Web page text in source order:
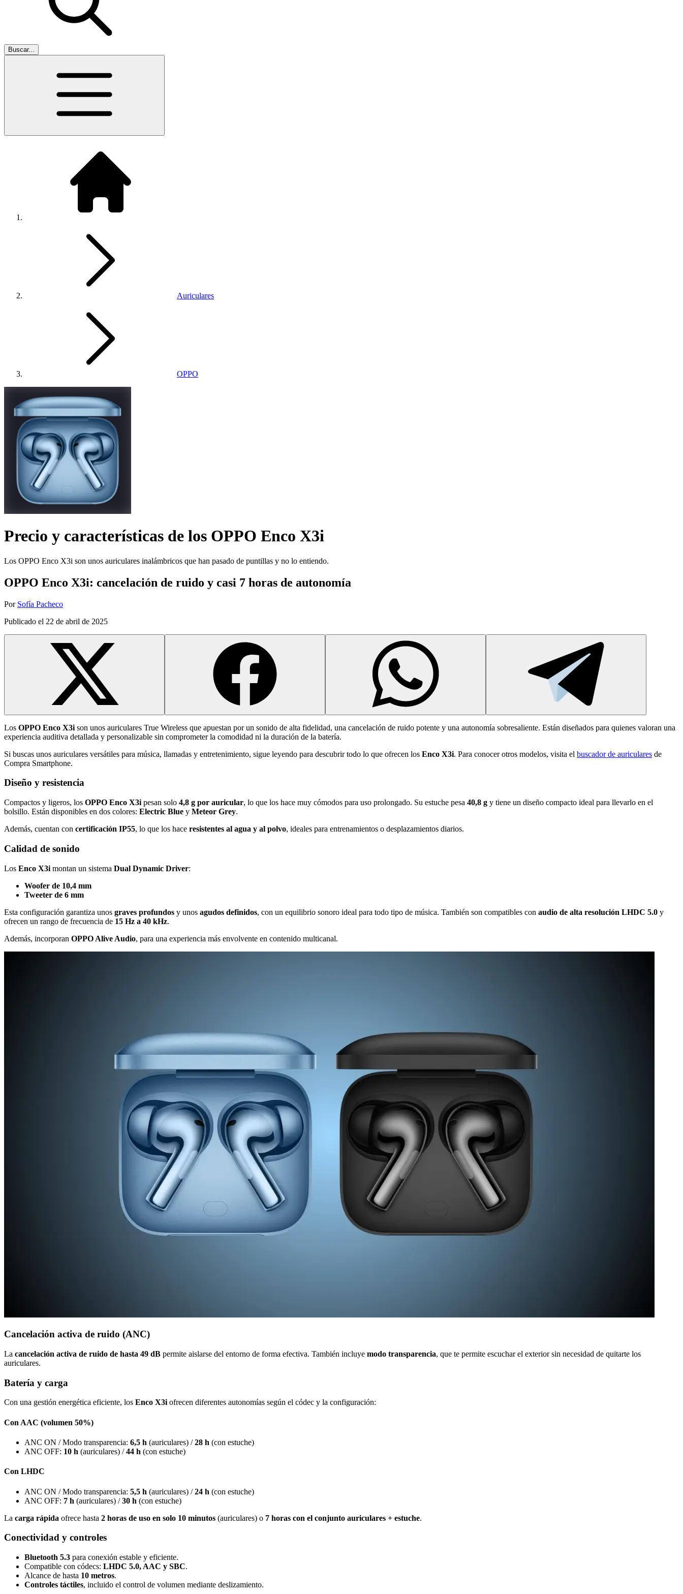
Buscar...
Auriculares
OPPO
Precio y características de los OPPO Enco X3i
Los OPPO Enco X3i son unos auriculares inalámbricos que han pasado de puntillas y no lo entiendo.
OPPO Enco X3i: cancelación de ruido y casi 7 horas de autonomía
Por Sofía Pacheco
Publicado el 22 de abril de 2025
Los OPPO Enco X3i son unos auriculares True Wireless que apuestan por un sonido de alta fidelidad, una cancelación de ruido potente y una autonomía sobresaliente. Están diseñados para quienes valoran una
experiencia auditiva detallada y personalizable sin comprometer la comodidad ni la duración de la batería.
Si buscas unos auriculares versátiles para música, llamadas y entretenimiento, sigue leyendo para descubrir todo lo que ofrecen los Enco X3i. Para conocer otros modelos, visita el buscador de auriculares de
Compra Smartphone.
Diseño y resistencia
Compactos y ligeros, los OPPO Enco X3i pesan solo 4,8 g por auricular, lo que los hace muy cómodos para uso prolongado. Su estuche pesa 40,8 g y tiene un diseño compacto ideal para llevarlo en el
bolsillo. Están disponibles en dos colores: Electric Blue y Meteor Grey.
Además, cuentan con certificación IP55, lo que los hace resistentes al agua y al polvo, ideales para entrenamientos o desplazamientos diarios.
Calidad de sonido
Los Enco X3i montan un sistema Dual Dynamic Driver:
Woofer de 10,4 mm
Tweeter de 6 mm
Esta configuración garantiza unos graves profundos y unos agudos definidos, con un equilibrio sonoro ideal para todo tipo de música. También son compatibles con audio de alta resolución LHDC 5.0 y
ofrecen un rango de frecuencia de 15 Hz a 40 kHz.
Además, incorporan OPPO Alive Audio, para una experiencia más envolvente en contenido multicanal.
Cancelación activa de ruido (ANC)
La cancelación activa de ruido de hasta 49 dB permite aislarse del entorno de forma efectiva. También incluye modo transparencia, que te permite escuchar el exterior sin necesidad de quitarte los
auriculares.
Batería y carga
Con una gestión energética eficiente, los Enco X3iofrecen diferentes autonomías según el códec y la configuración:
Con AAC (volumen 50%)
ANC ON / Modo transparencia: 6,5 h (auriculares) /28 h (con estuche)
ANC OFF: 10 h (auriculares) /44 h (con estuche)
Con LHDC
ANC ON / Modo transparencia: 5,5 h (auriculares) /24 h (con estuche)
ANC OFF: 7 h (auriculares) /30 h (con estuche)
La carga rápida ofrece hasta 2 horas de uso en solo 10 minutos (auriculares) o 7 horas con el conjunto auriculares + estuche.
Conectividad y controles
Bluetooth 5.3 para conexión estable y eficiente.
Compatible con códecs: LHDC 5.0, AAC y SBC.
Alcance de hasta 10 metros.
Controles táctiles, incluido el control de volumen mediante deslizamiento.